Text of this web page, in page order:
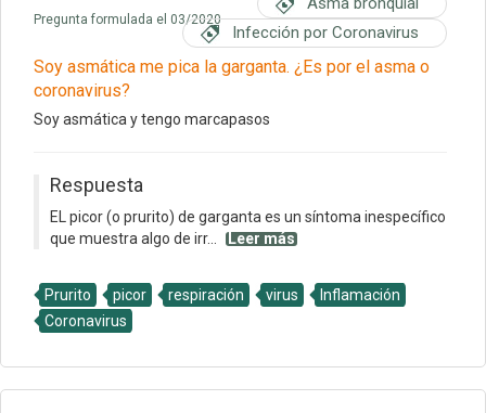
Pregunta formulada el 03/2020
Infección por Coronavirus
Soy asmática me pica la garganta. ¿Es por el asma o
coronavirus?
Soy asmática y tengo marcapasos
Respuesta
EL picor (o prurito) de garganta es un síntoma inespecífico
que muestra algo de irr...
Leer más
Prurito picor respiración virus
Inflamación
Coronavirus